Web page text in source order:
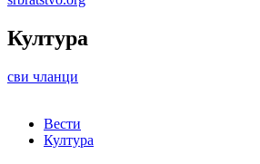
Култура
сви чланци
Вести
Култура